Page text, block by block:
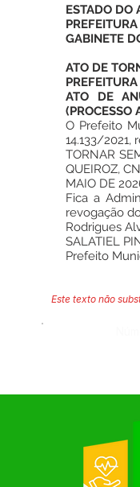
ESTADO DO
GABINETE
ATO DE
ATO DE
(PROCESSO
O Prefeito
14.133/2021,
TORNAR
QUEIROZ,
MAIO DE
Fica a
revogação
Rodrigues
SALATIEL
Prefeito
Este texto não